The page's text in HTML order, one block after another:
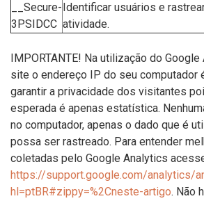
__Secure-
3PSIDCC
Identificar usuários e
atividade.
IMPORTANTE! Na utilização do
site o endereço IP do seu computador
garantir a privacidade dos visitantes
esperada é apenas estatística.
no computador, apenas o dado que é
possa ser rastreado. Para entender
coletadas pelo Google Analytics
https://support.google.com/analytics/
hl=ptBR#zippy=%2Cneste-artigo. Não